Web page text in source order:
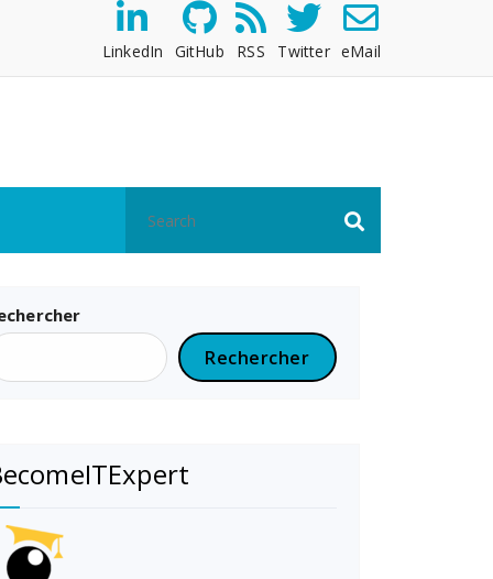
LinkedIn GitHub RSS Twitter eMail
Rechercher